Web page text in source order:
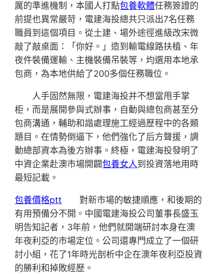
厲的準進機制，本國人打點包養軟體任務簽證的
前提也異常嚴苛，電建海投總共只派出7名任務
職員到這個項目。從土建、場外途徑進級改宋微
敲了敲桌面：「你好。」造到輸電線路扶植、年
夜件裝備運輸、主機裝備吊裝等，均選用本地承
包商，為本地供給了200多個任務職位。
人手固然無限，電建海投并不想當甩手掌
柜，而是展開參與式辦事，自動與總包商甚至分
包商溝通，輔助和諧處理施工經過歷程中的各類
題目。在情勢倒逼下，他們強化了后方聲援，調
動總部資本為後方辦事。終極，電建海投發明了
中資企業赴澳市場開闢包養女人到投資落地用時
最短記載。
包養價格ptt 對新市場的敏捷順應，和後期的
有用預備分不開。中國電建海投公司董事長盛玉
明告知記者，3年前，他們就開端研討本身在澳
年夜利亞的市場定位。公司還專門成立了一個研
討小組，花了1年時光剖析中企在澳年夜利亞投資
的勝利和掉敗經歷。